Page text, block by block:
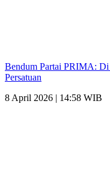
Bendum Partai PRIMA:
Persatuan
8 April 2026 | 14:58 WIB